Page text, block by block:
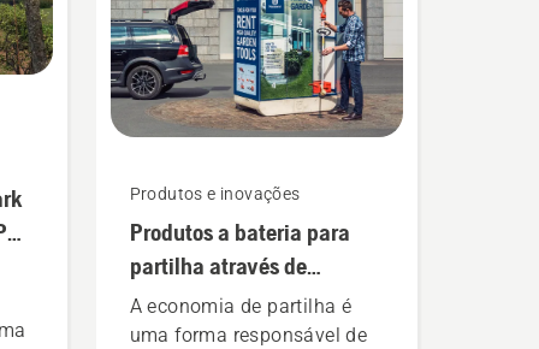
Produtos e inovações
Produtos a bateria para
partilha através de
armários de ferramentas
digitais
A economia de partilha é
uma forma responsável de